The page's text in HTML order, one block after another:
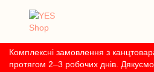
Комплексні замовлення з
протягом 2–3 робочих днів.